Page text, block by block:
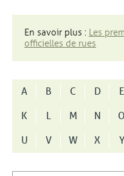
En savoir plus : Les
officielles de rues
A B C D E
K
L M N O
U
V W X Y